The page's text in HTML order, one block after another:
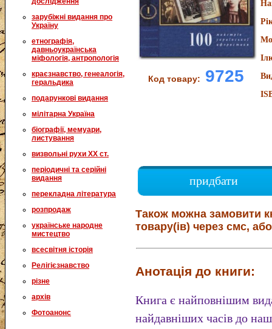
зарубіжні видання про
Україну
етнографія,
давньоукраїнська
міфологія, антропологія
краєзнавство, генеалогія,
геральдика
подарункові видання
мілітарна Україна
біографії, мемуари,
листування
визвольні рухи XX ст.
періодичні та серійні
видання
перекладна література
розпродаж
українське народне
мистецтво
всесвітня історія
Релігієзнавство
різне
архів
Фотоанонс
Код товару: 9725
придбати
Також можна замовити
товару(ів) через смс,
Анотація до книги:
Книга є найповнішим
найдавніших часів до